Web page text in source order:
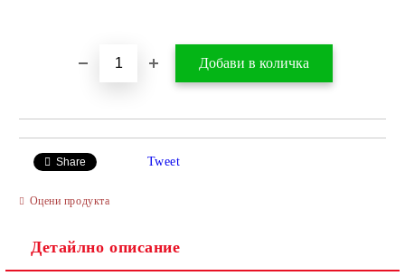
Share Tweet
Оцени продукта
Детайлно описание